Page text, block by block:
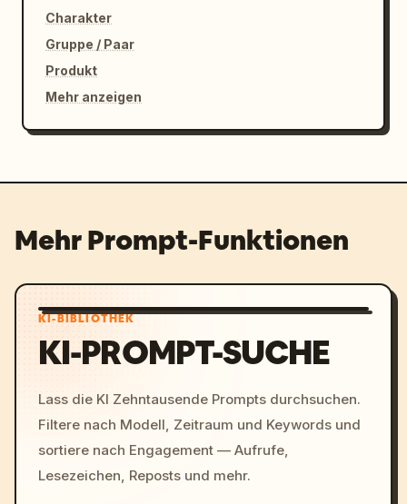
Charakter
Gruppe / Paar
Produkt
Mehr anzeigen
Mehr Prompt-Funktionen
KI-BIBLIOTHEK
KI-PROMPT-SUCHE
Lass die KI Zehntausende Prompts durchsuchen.
Filtere nach Modell, Zeitraum und Keywords und
sortiere nach Engagement — Aufrufe,
Lesezeichen, Reposts und mehr.